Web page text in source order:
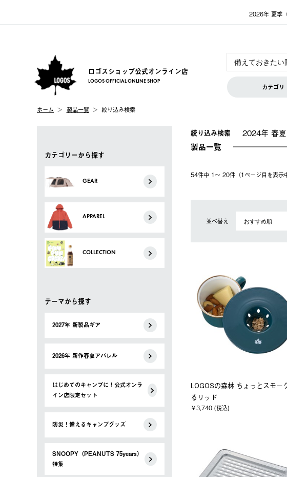
2026年 夏季
ロゴスショップ公式オンライン店
LOGOS OFFICIAL ONLINE SHOP
カテゴリ
ホーム 製品一覧 絞り込み検索
カテゴリーから探す
GEAR
APPAREL
COLLECTION
テーマから探す
2027年 新製品ギア
2026年 新作春夏アパレル
はじめてのキャンプに！公式オンラ
イン店限定セット
防災！備えるキャンプグッズ
SNOOPY（PEANUTS 75years）
特集
絞り込み検索 2024年 春
製品一覧
54件中 1〜 20件（1ページ⽬を表⽰
並べ替え
LOGOSの森林 ちょっとスモー
るリッド
￥3,740 (税込)